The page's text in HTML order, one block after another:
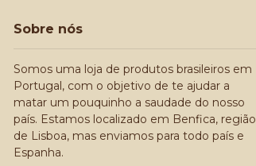
Sobre nós
Somos uma loja de produtos brasileiros em
Portugal, com o objetivo de te ajudar a
matar um pouquinho a saudade do nosso
país. Estamos localizado em Benfica, região
de Lisboa, mas enviamos para todo país e
Espanha.